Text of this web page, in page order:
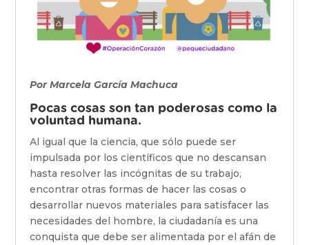
Por Marcela García Machuca
Pocas cosas son tan poderosas como la
voluntad humana.
Al igual que la ciencia, que sólo puede ser
impulsada por los científicos que no descansan
hasta resolver las incógnitas de su trabajo,
encontrar otras formas de hacer las cosas o
desarrollar nuevos materiales para satisfacer las
necesidades del hombre, la ciudadanía es una
conquista que debe ser alimentada por el afán de